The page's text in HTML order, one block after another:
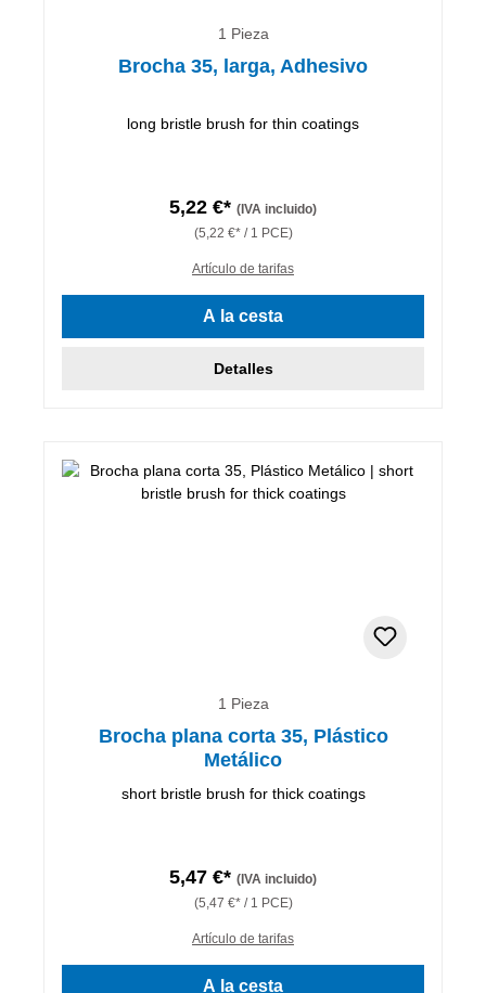
1 Pieza
Brocha 35, larga, Adhesivo
long bristle brush for thin coatings
5,22 €* (IVA incluido)
(5,22 €* / 1 PCE)
Artículo de tarifas
A la cesta
Detalles
1 Pieza
Brocha plana corta 35, Plástico
Metálico
short bristle brush for thick coatings
5,47 €* (IVA incluido)
(5,47 €* / 1 PCE)
Artículo de tarifas
A la cesta